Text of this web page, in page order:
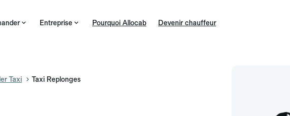
Entreprise Pourquoi Allocab Devenir chauffeur
Taxi Taxi Replonges